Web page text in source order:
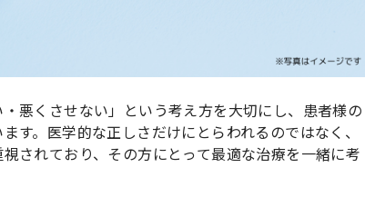
悪くさせない」という考え方を大切にし、患者様の
す。医学的な正しさだけにとらわれるのではなく、
されており、その方にとって最適な治療を一緒に考